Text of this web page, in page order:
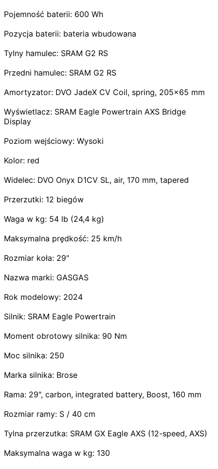
Pojemność baterii: 600 Wh
Pozycja baterii: bateria wbudowana
Tylny hamulec: SRAM G2 RS
Przedni hamulec: SRAM G2 RS
Amortyzator: DVO JadeX CV Coil, spring, 205x65 mm
Wyświetlacz: SRAM Eagle Powertrain AXS Bridge
Display
Poziom wejściowy: Wysoki
Kolor: red
Widelec: DVO Onyx D1CV SL, air, 170 mm, tapered
Przerzutki: 12 biegów
Waga w kg: 54 lb (24,4 kg)
Maksymalna prędkość: 25 km/h
Rozmiar koła: 29"
Nazwa marki: GASGAS
Rok modelowy: 2024
Silnik: SRAM Eagle Powertrain
Moment obrotowy silnika: 90 Nm
Moc silnika: 250
Marka silnika: Brose
Rama: 29", carbon, integrated battery, Boost, 160 mm
Rozmiar ramy: S / 40 cm
Tylna przerzutka: SRAM GX Eagle AXS (12-speed, AXS)
Maksymalna waga w kg: 130